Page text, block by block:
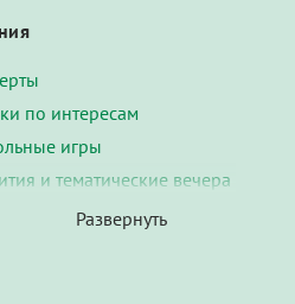
по интересам
игры
и тематические вечера